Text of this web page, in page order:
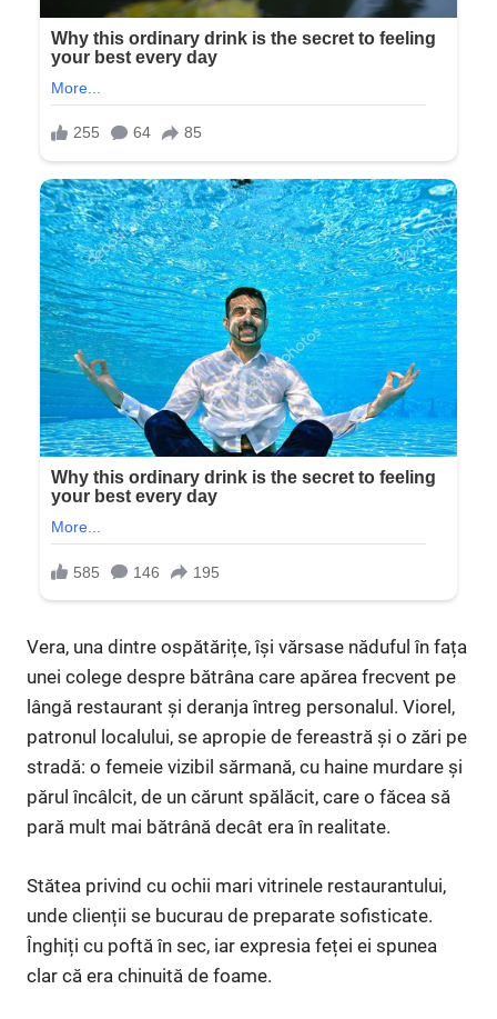
Vera, una dintre ospătărițe, își vărsase năduful în fața
unei colege despre bătrâna care apărea frecvent pe
lângă restaurant și deranja întreg personalul. Viorel,
patronul localului, se apropie de fereastră și o zări pe
stradă: o femeie vizibil sărmană, cu haine murdare și
părul încâlcit, de un cărunt spălăcit, care o făcea să
pară mult mai bătrână decât era în realitate.
Stătea privind cu ochii mari vitrinele restaurantului,
unde clienții se bucurau de preparate sofisticate.
Înghiți cu poftă în sec, iar expresia feței ei spunea
clar că era chinuită de foame.